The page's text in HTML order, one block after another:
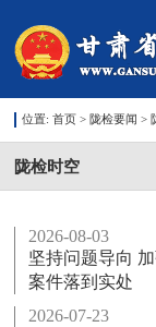
位置: 首页> 陇检要闻 >
陇检时空
2026-08-03
坚持问题导向
案件落到实处
2026-07-23